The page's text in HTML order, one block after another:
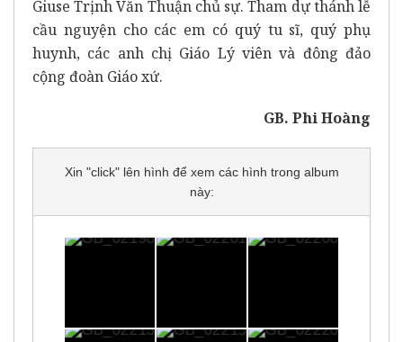
Giuse Trịnh Văn Thuận chủ sự. Tham dự thánh lễ
cầu nguyện cho các em có quý tu sĩ, quý phụ
huynh, các anh chị Giáo Lý viên và đông đảo
cộng đoàn Giáo xứ.
GB. Phi Hoàng
Xin "click" lên hình để xem các hình trong album
này: